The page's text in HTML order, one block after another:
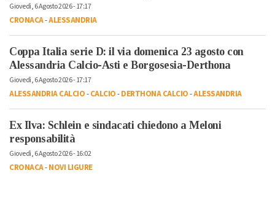
Giovedì, 6 Agosto 2026 - 17:17
CRONACA-ALESSANDRIA
Coppa Italia serie D: il via domenica 23 agosto con
Alessandria Calcio-Asti e Borgosesia-Derthona
Giovedì, 6 Agosto 2026 - 17:17
ALESSANDRIA CALCIO-CALCIO-DERTHONA CALCIO-ALESSANDRIA
Ex Ilva: Schlein e sindacati chiedono a Meloni
responsabilità
Giovedì, 6 Agosto 2026 - 16:02
CRONACA-NOVI LIGURE